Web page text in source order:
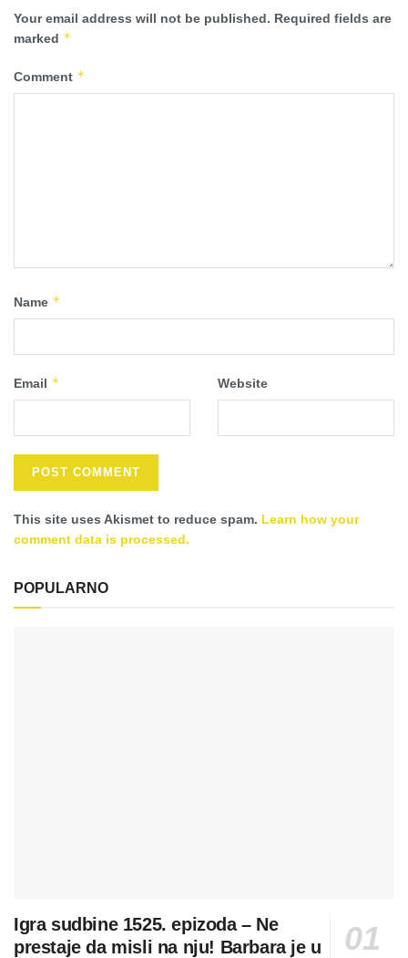
Your email address will not be published. Required fields are
marked *
Comment *
Name *
Email * Website
This site uses Akismet to reduce spam. Learn how your
comment data is processed.
POPULARNO
Igra sudbine 1525. epizoda – Ne
prestaje da misli na nju! Barbara je u